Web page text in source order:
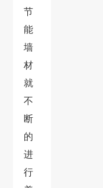
节
能
墙
材
就
不
断
的
进
行